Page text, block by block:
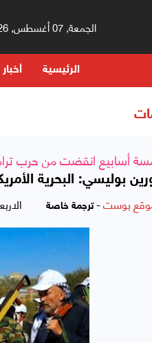
الجمعة, 07 أغسطس, 2026 11:34 صباحاً
الرئيسية
أسابيع انقضت من حرب
بوليسي: البحرية
بوست-ترجمة خاصة الاربعاء, 23 أبريل,